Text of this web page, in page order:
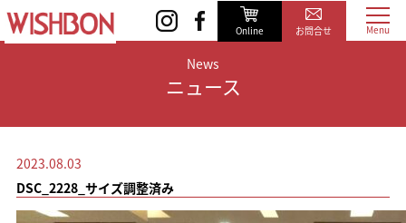
Online お問合せ
News
ニュース
2023.08.03
DSC_2228_サイズ調整済み